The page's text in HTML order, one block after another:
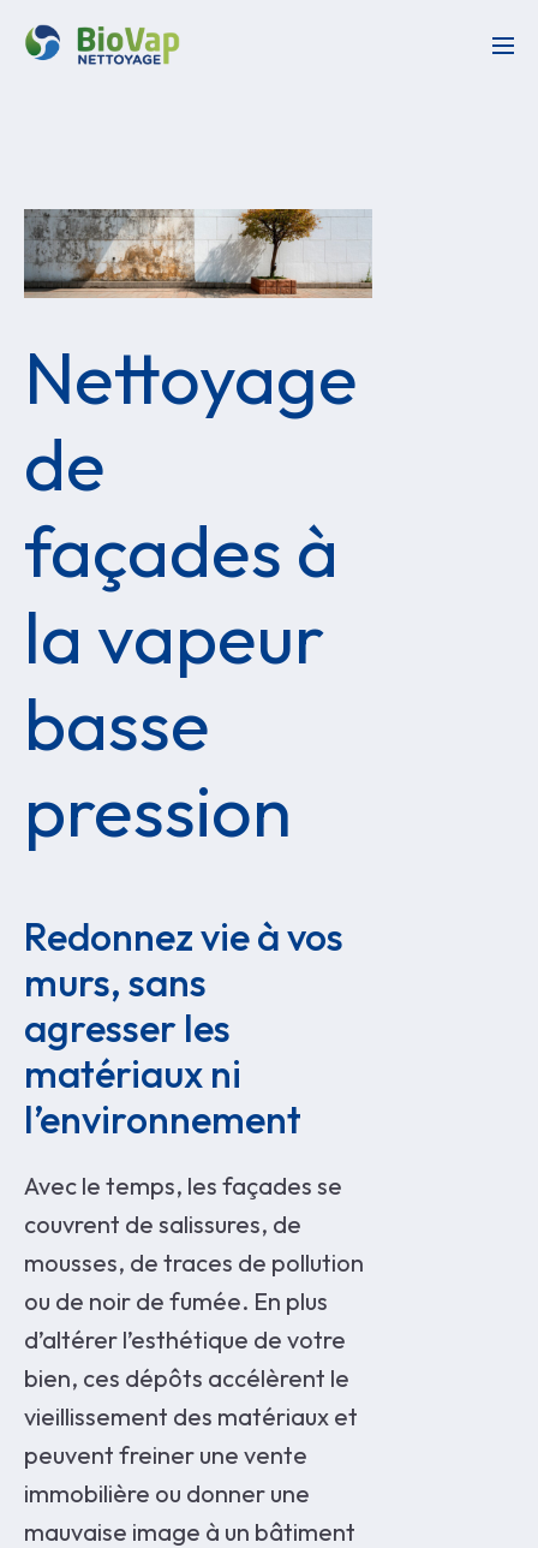
Nettoyage
de
façades à
la vapeur
basse
pression
Redonnez vie à vos
murs, sans
agresser les
matériaux ni
l’environnement
Avec le temps, les façades se
couvrent de salissures, de
mousses, de traces de pollution
ou de noir de fumée. En plus
d’altérer l’esthétique de votre
bien, ces dépôts accélèrent le
vieillissement des matériaux et
peuvent freiner une vente
immobilière ou donner une
mauvaise image à un bâtiment